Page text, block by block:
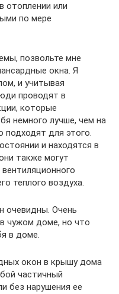
отоплении или
по мере
позвольте мне
окна. Я
и учитывая
проводят в
которые
немного лучше, чем на
подходят для этого.
и находятся в
также могут
теплого воздуха.
очевидны. Очень
чужом доме, но что
в доме.
окон в крышу дома
частичный
без нарушения ее